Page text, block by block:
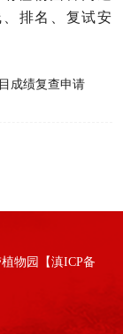
排名、复试安
成绩复查申请
物园【滇ICP备